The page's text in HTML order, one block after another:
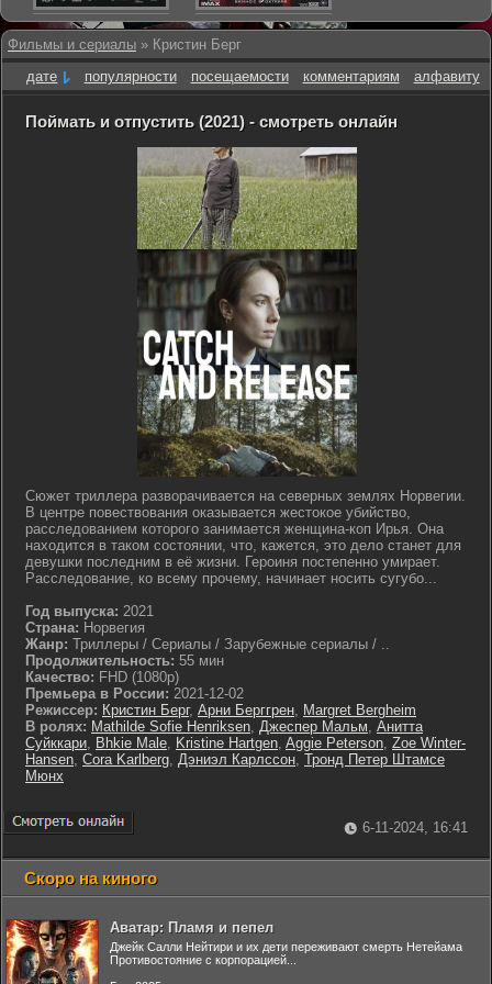
Фильмы и сериалы » Кристин Берг
дате
популярности посещаемости комментариям алфавиту
Поймать и отпустить (2021) - смотреть онлайн
Сюжет триллера разворачивается на северных землях Норвегии.
В центре повествования оказывается жестокое убийство,
расследованием которого занимается женщина-коп Ирья. Она
находится в таком состоянии, что, кажется, это дело станет для
девушки последним в её жизни. Героиня постепенно умирает.
Расследование, ко всему прочему, начинает носить сугубо...
Год выпуска: 2021
Страна: Норвегия
Жанр: Триллеры / Сериалы / Зарубежные сериалы / ..
Продолжительность: 55 мин
Качество: FHD (1080p)
Премьера в России: 2021-12-02
Режиссер: Кристин Берг, Арни Берггрен, Margret Bergheim
В ролях: Mathilde Sofie Henriksen, Джеспер Мальм, Анитта
Суйккари, Bhkie Male, Kristine Hartgen, Aggie Peterson, Zoe Winter-
Hansen, Cora Karlberg, Дэниэл Карлссон, Тронд Петер Штамсе
Мюнх
6-11-2024, 16:41
Скоро на киного
Аватар: Пламя и пепел
Джейк Салли Нейтири и их дети переживают смерть Нетейама
Противостояние с корпорацией...